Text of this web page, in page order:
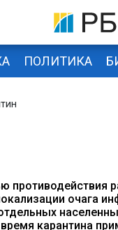
ПОЛИТИКА
противодействия
очага
карантина